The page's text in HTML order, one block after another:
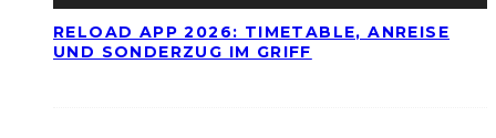
RELOAD APP 2026: TIMETABLE, ANREISE
UND SONDERZUG IM GRIFF